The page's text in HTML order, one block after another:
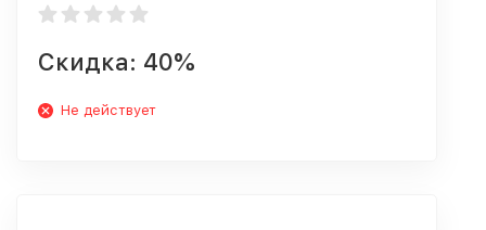
Скидка: 40%
Не действует